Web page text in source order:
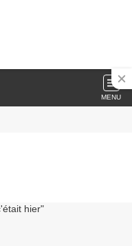
MENU